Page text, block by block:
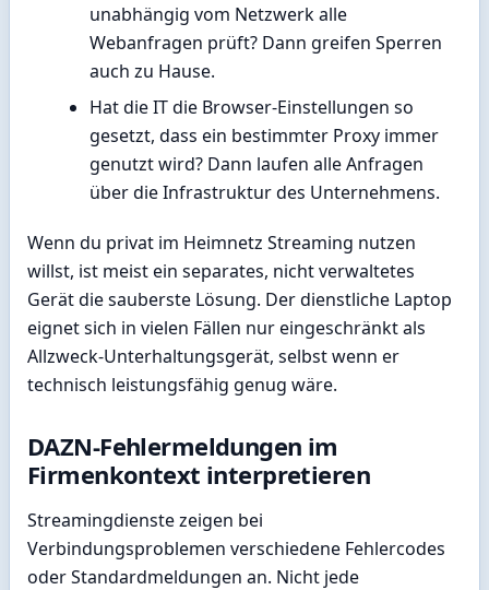
unabhängig vom Netzwerk alle
Webanfragen prüft? Dann greifen Sperren
auch zu Hause.
Hat die IT die Browser-Einstellungen so
gesetzt, dass ein bestimmter Proxy immer
genutzt wird? Dann laufen alle Anfragen
über die Infrastruktur des Unternehmens.
Wenn du privat im Heimnetz Streaming nutzen
willst, ist meist ein separates, nicht verwaltetes
Gerät die sauberste Lösung. Der dienstliche Laptop
eignet sich in vielen Fällen nur eingeschränkt als
Allzweck-Unterhaltungsgerät, selbst wenn er
technisch leistungsfähig genug wäre.
DAZN-Fehlermeldungen im
Firmenkontext interpretieren
Streamingdienste zeigen bei
Verbindungsproblemen verschiedene Fehlercodes
oder Standardmeldungen an. Nicht jede